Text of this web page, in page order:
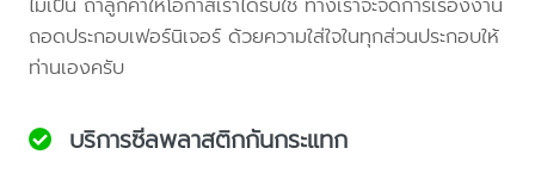
ถอดประกอบเฟอร์นิเจอร์ ด้วยความใส่ใจในทุกส่วนประกอบให้
ท่านเองครับ
บริการซีลพลาสติกกันกระแทก